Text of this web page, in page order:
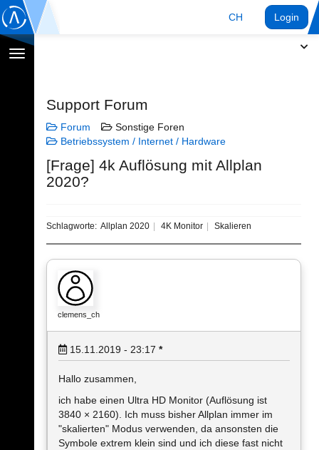
CH Login
Navigation
Support Forum
Forum
Sonstige Foren
Betriebssystem / Internet / Hardware
[Frage] 4k Auflösung mit Allplan
2020?
Schlagworte: Allplan 2020 4K Monitor Skalieren
clemens_ch
15.11.2019 - 23:17 *
Hallo zusammen,
ich habe einen Ultra HD Monitor (Auflösung ist
3840 × 2160). Ich muss bisher Allplan immer im
"skalierten" Modus verwenden, da ansonsten die
Symbole extrem klein sind und ich diese fast nicht